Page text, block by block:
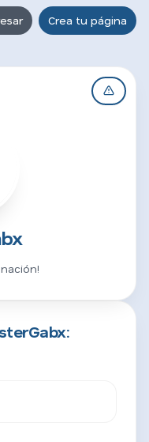
Crea tu página